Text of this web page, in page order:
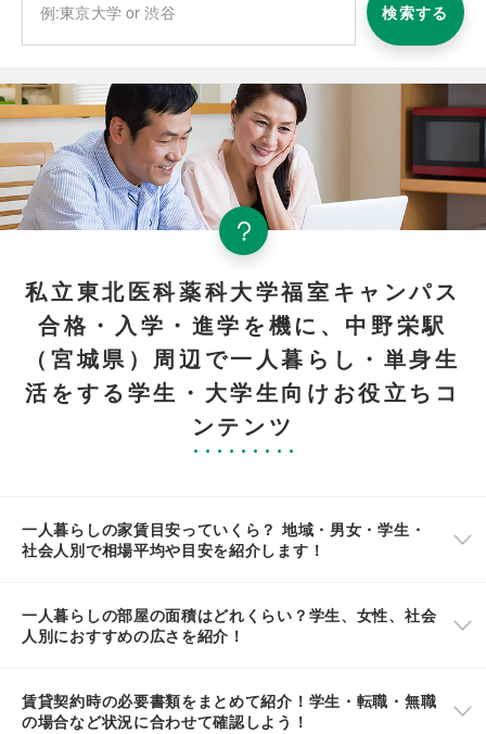
検索する
私立東北医科薬科大学福室キャンパス
合格・入学・進学を機に、中野栄駅
（宮城県）周辺で一人暮らし・単身生
活をする学生・大学生向けお役立ちコ
ンテンツ
一人暮らしの家賃目安っていくら？ 地域・男女・学生・
社会人別で相場平均や目安を紹介します！
一人暮らしの部屋の面積はどれくらい？学生、女性、社会
人別におすすめの広さを紹介！
賃貸契約時の必要書類をまとめて紹介！学生・転職・無職
の場合など状況に合わせて確認しよう！